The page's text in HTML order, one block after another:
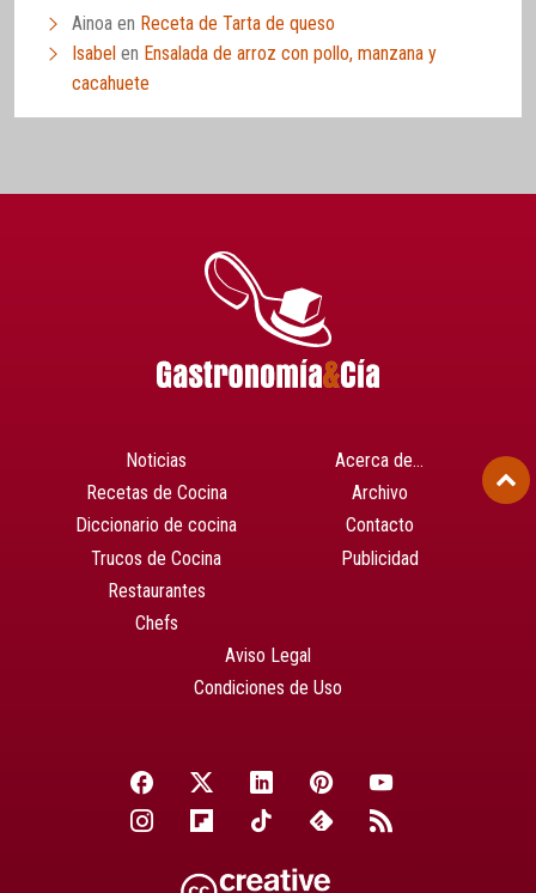
Ainoa en Receta de Tarta de queso
Isabel en Ensalada de arroz con pollo, manzana y
cacahuete
Noticias
Recetas de Cocina
Diccionario de cocina
Trucos de Cocina
Restaurantes
Chefs
Acerca de…
Archivo
Contacto
Publicidad
Aviso Legal
Condiciones de Uso